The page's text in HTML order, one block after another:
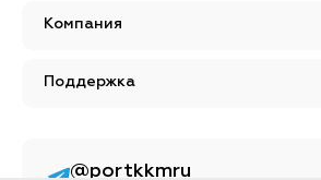
Компания
Поддержка
@portkkmru